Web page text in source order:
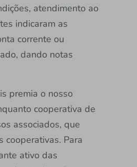
atendimento ao
indicaram as
corrente ou
dando notas
premia o nosso
cooperativa de
associados, que
cooperativas. Para
ativo das